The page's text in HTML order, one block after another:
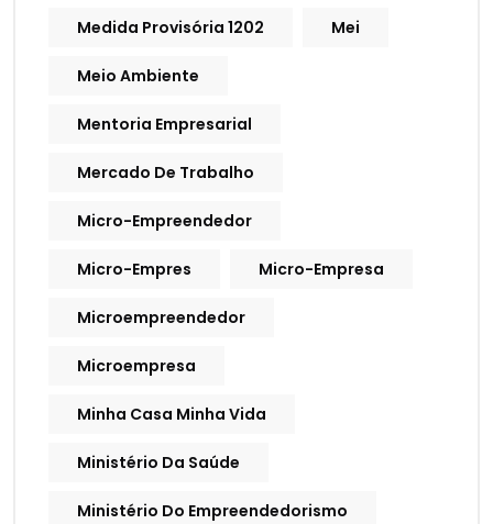
Medida Provisória 1202 Mei
Meio Ambiente
Mentoria Empresarial
Mercado De Trabalho
Micro-Empreendedor
Micro-Empres Micro-Empresa
Microempreendedor
Microempresa
Minha Casa Minha Vida
Ministério Da Saúde
Ministério Do Empreendedorismo